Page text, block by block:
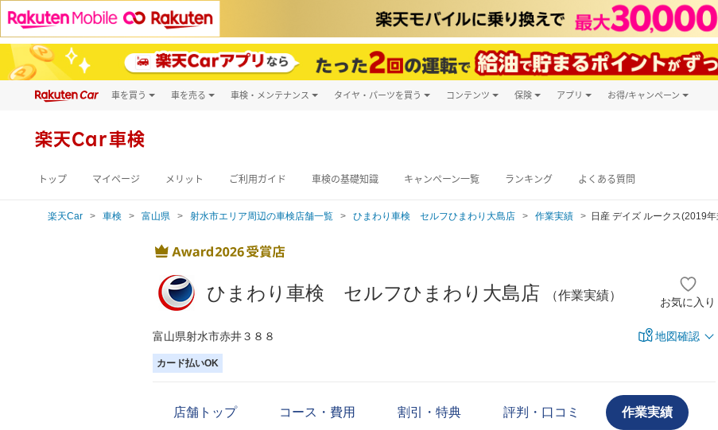
車を買う
新車
車を売る 車検・メンテナンス タイヤ・パーツを買う コンテンツ 保険 アプリ お得/キャンペーン
楽天Car車検
トップ マイページ メリット ご利用ガイド 車検の基礎知識 キャンペーン一覧 ランキング よくある質問
楽天Car 車検 富山県 射水市エリア周辺の車検店舗一覧 ひまわり車検 セルフひまわり大島店 作業実績 日産 デイズ ルークス(2019
ひまわり車検 セルフひまわり大島店 （作業実績）
お気に入り
富山県射水市赤井３８８ 地図確認
カード払いOK
店舗トップ コース・費用 割引・特典 評判・口コミ 作業実績